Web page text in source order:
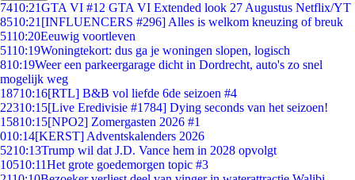
7410:21GTA VI #12 GTA VI Extended look 27 Augustus Netflix/YT
8510:21 [INFLUENCERS #296] Alles is welkom kneuzing of breuk
5110:20Eeuwig voortleven
5110:19Woningtekort: dus ga je woningen slopen, logisch
810:19Weer een parkeergarage dicht in Dordrecht, auto's zo snel
mogelijk weg
18710:16[RTL] B&B vol liefde 6de seizoen #4
22310:15[Live Eredivisie #1784] Dying seconds van het seizoen!
15810:15[NPO2] Zomergasten 2026 #1
010:14[KERST] Adventskalenders 2026
5210:13Trump wil dat J.D. Vance hem in 2028 opvolgt
10510:11Het grote goedemorgen topic #3